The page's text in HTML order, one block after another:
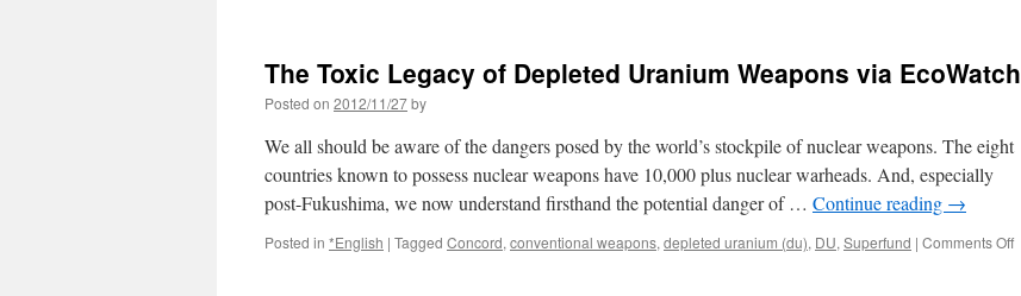
at
conference
in
Chicago,
Dec
2
The Toxic Legacy of Depleted Uranium Weapons via EcoWatch
Posted on 2012/11/27by
We all should be aware of the dangers posed by the world’s stockpile of nuclear weapons. The eight
countries known to possess nuclear weapons have 10,000 plus nuclear warheads. And, especially
post-Fukushima, we now understand firsthand the potential danger of … Continue reading →
Posted in *English | Tagged Concord, conventional weapons, depleted uranium (du), DU, Superfund | Comments Offon